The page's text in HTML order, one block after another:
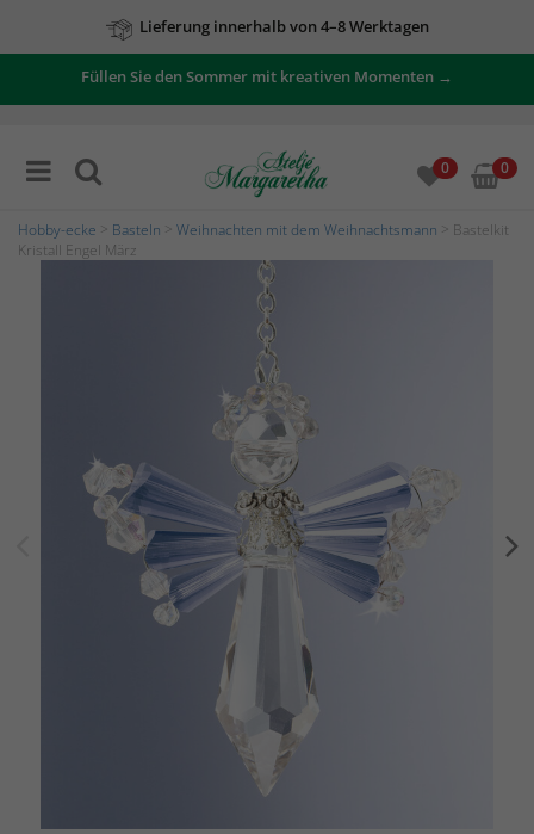
Zu unseren Angeboten
Füllen Sie den Sommer mit kreativen Momenten →
0 0
Hobby-ecke Basteln Weihnachten mit dem Weihnachtsmann > Bastelkit
Kristall Engel März